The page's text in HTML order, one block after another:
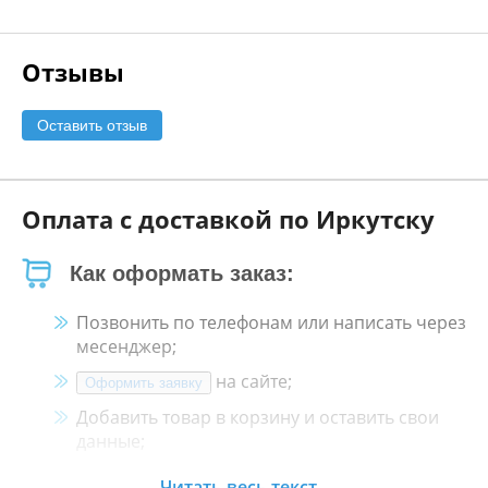
Отзывы
Оставить отзыв
Оплата с доставкой по Иркутску
Как оформать заказ:
Позвонить по телефонам или написать через
месенджер;
Оформить заявку
на сайте;
Добавить товар в корзину и оставить свои
данные;
Менеджер свяжется с Вами в течение 30